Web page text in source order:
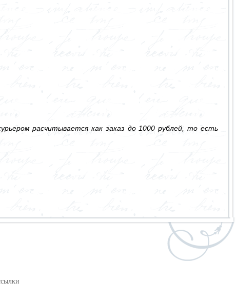
расчитывается как заказ до 1000 рублей, то есть